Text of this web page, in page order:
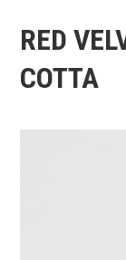
RED
COTTA